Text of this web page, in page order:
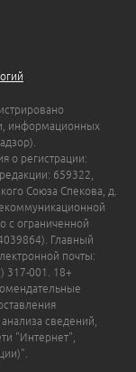
информационных
о регистрации:
659322,
Союза Спекова, д.
с ограниченной
Главный
почты:
317-001. 18+
сведений,
"Интернет",